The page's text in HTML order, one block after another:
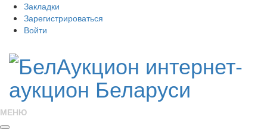
Закладки
Зарегистрироваться
Войти
МЕНЮ